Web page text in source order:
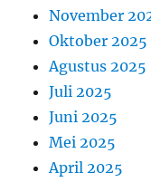
November
Oktober 2025
Agustus 2025
Juli 2025
Juni 2025
Mei 2025
April 2025